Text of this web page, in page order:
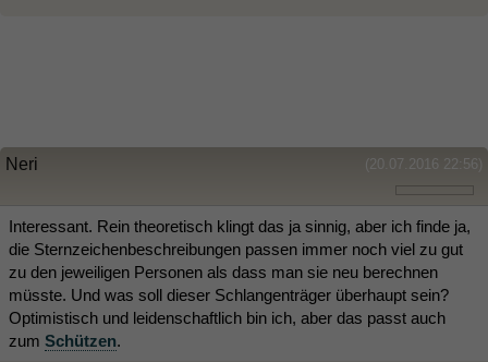
(20.07.2016 22:56)
Neri
Interessant. Rein theoretisch klingt das ja sinnig, aber ich finde ja,
die Sternzeichenbeschreibungen passen immer noch viel zu gut
zu den jeweiligen Personen als dass man sie neu berechnen
müsste. Und was soll dieser Schlangenträger überhaupt sein?
Optimistisch und leidenschaftlich bin ich, aber das passt auch
zum Schützen.